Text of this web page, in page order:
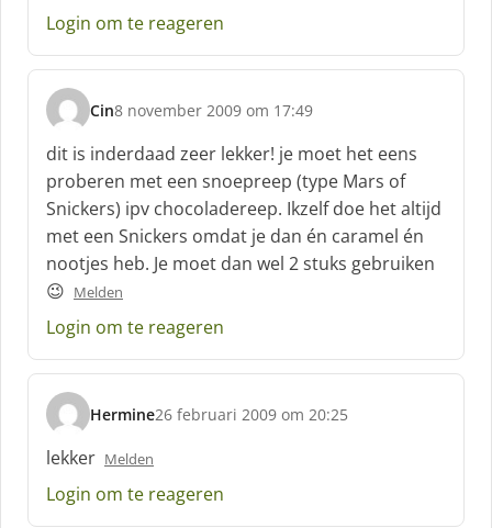
e
f
Login om te reageren
Cin
s
h
r
e
e
f
:
8 november 2009 om 17:49
dit is inderdaad zeer lekker! je moet het eens
proberen met een snoepreep (type Mars of
Snickers) ipv chocoladereep. Ikzelf doe het altijd
met een Snickers omdat je dan én caramel én
nootjes heb. Je moet dan wel 2 stuks gebruiken
😉 Melden
Login om te reageren
Hermine
s
c
h
r
26 februari 2009 om 20:25
lekker Melden
Login om te reageren